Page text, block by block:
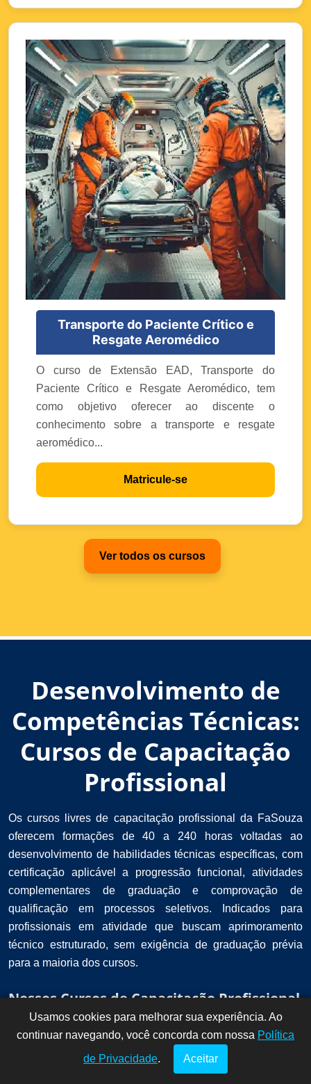
Transporte do Paciente Crítico e
Resgate Aeromédico
O curso de Extensão EAD, Transporte do
Paciente Crítico e Resgate Aeromédico, tem
como objetivo oferecer ao discente o
conhecimento sobre a transporte e resgate
aeromédico...
Matricule-se
Ver todos os cursos
Desenvolvimento de
Competências Técnicas:
Cursos de Capacitação
Profissional
Os cursos livres de capacitação profissional da FaSouza
oferecem formações de 40 a 240 horas voltadas ao
desenvolvimento de habilidades técnicas específicas, com
certificação aplicável a progressão funcional, atividades
complementares de graduação e comprovação de
qualificação em processos seletivos. Indicados para
profissionais em atividade que buscam aprimoramento
técnico estruturado, sem exigência de graduação prévia
para a maioria dos cursos.
Nossos Cursos de Capacitação Profissional
!
Dúvidas? Fale
conosco por
aqui!
Usamos cookies para melhorar sua experiência. Ao
continuar navegando, você concorda com nossa Política
de Privacidade. Aceitar